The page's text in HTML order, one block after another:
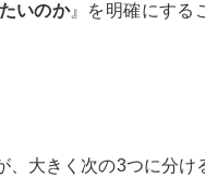
いのか』を明確にする
大きく次の3つに分け